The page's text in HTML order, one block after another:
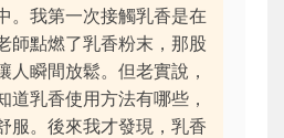
。我第一次接觸乳香是在
師點燃了乳香粉末，那股
人瞬間放鬆。但老實說，
道乳香使用方法有哪些，
服。後來我才發現，乳香